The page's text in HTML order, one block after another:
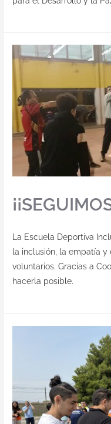
La Escuela Deportiva
la inclusión, la empatía
voluntarios. Gracias a
hacerla posible.